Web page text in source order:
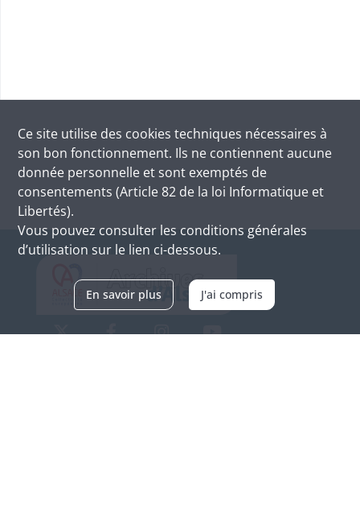
Ce site utilise des cookies techniques nécessaires à
son bon fonctionnement. Ils ne contiennent aucune
donnée personnelle et sont exemptés de
consentements (Article 82 de la loi Informatique et
Libertés).
Vous pouvez consulter les conditions générales
d’utilisation sur le lien ci-dessous.
En savoir plus J'ai compris